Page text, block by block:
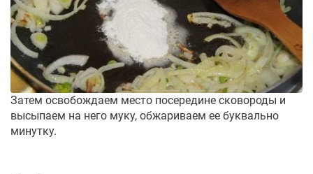
Затем освобождаем место посередине сковороды и
высыпаем на него муку, обжариваем ее буквально
минутку.